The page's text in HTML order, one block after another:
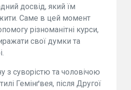
досвід, який їм
Саме в цей момент
різноманітні курси,
свої думки та
з суворістю та чоловічою
Гемінґвея, після Другої